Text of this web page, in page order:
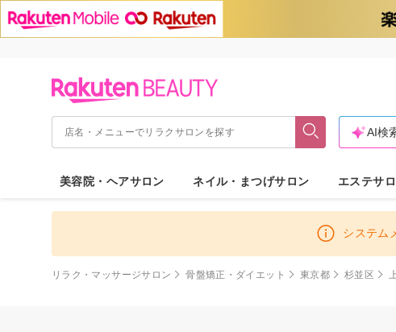
AI検
美容院・ヘアサロン ネイル・まつげサロン エステサ
システム
リラク・マッサージサロン 骨盤矯正・ダイエット 東京都 杉並区